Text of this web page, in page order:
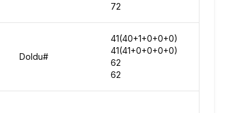
72
Doldu#
41(40+1+0+0+0)
41(41+0+0+0+0)
62
62